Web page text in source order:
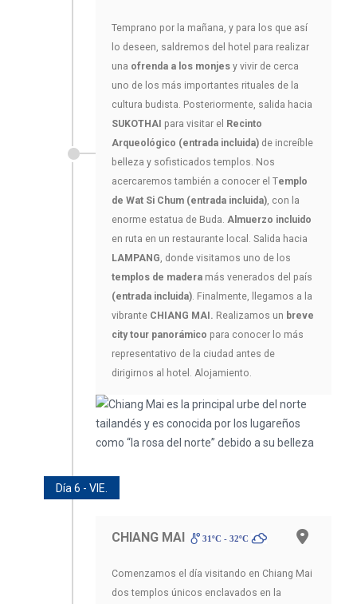
Temprano por la mañana, y para los que así
lo deseen, saldremos del hotel para realizar
una ofrenda a los monjes y vivir de cerca
uno de los más importantes rituales de la
cultura budista. Posteriormente, salida hacia
SUKOTHAI para visitar el Recinto
Arqueológico (entrada incluida) de increíble
belleza y sofisticados templos. Nos
acercaremos también a conocer el Templo
de Wat Si Chum (entrada incluida) , con la
enorme estatua de Buda. Almuerzo incluido
en ruta en un restaurante local. Salida hacia
LAMPANG , donde visitamos uno de los
templos de madera más venerados del país
(entrada incluida) . Finalmente, llegamos a la
vibrante CHIANG MAI. Realizamos un breve
city tour panorámico para conocer lo más
representativo de la ciudad antes de
dirigirnos al hotel. Alojamiento.
Día 6 - VIE.
CHIANG MAI 31ºC - 32ºC
Comenzamos el día visitando en Chiang Mai
dos templos únicos enclavados en la